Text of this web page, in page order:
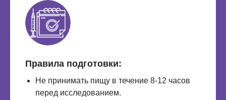
Правила подготовки:
Не принимать пищу в течение 8-12 часов
перед исследованием.